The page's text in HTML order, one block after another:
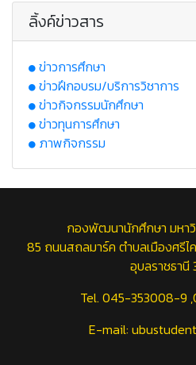
ลิ้งค์ข่าวสาร
ข่าวการศึกษา
ข่าวฝึกอบรม/บริการวิชาการ
ข่าวกิจกรรมนักศึกษา
ข่าวทุนการศึกษา
ภาพกิจกรรม
กองพัฒนานักศึกษา มหาวิ
85 ถนนสถลมาร์ค ตำบลเมืองศรีไ
อุบลราชธานี
Tel. 045-353008-9
E-mail: